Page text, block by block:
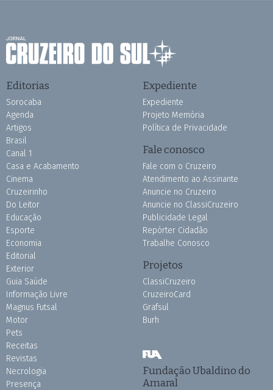
Editorias
Sorocaba
Agenda
Artigos
Brasil
Canal 1
Casa e Acabamento
Cinema
Cruzeirinho
Do Leitor
Educação
Esporte
Economia
Editorial
Exterior
Guia Saúde
Informação Livre
Magnus Futsal
Motor
Pets
Receitas
Revistas
Necrologia
Presença
Expediente
Expediente
Projeto Memória
Política de Privacidade
Fale conosco
Fale com o Cruzeiro
Atendimento ao Assinante
Anuncie no Cruzeiro
Anuncie no ClassiCruzeiro
Publicidade Legal
Repórter Cidadão
Trabalhe Conosco
Projetos
ClassiCruzeiro
CruzeiroCard
Grafsul
Burh
Fundação Ubaldino do
Amaral